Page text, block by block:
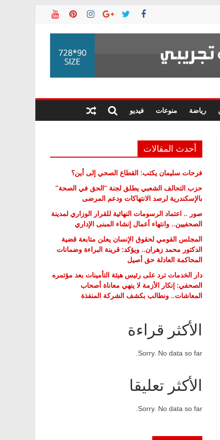
رياضة منوعات فيديو
أحدث المقالات
فرحات سليمان يكتب: القطاع الصحي إلى أين؟
حزب التحالف الشعبي يطلق لجنة “الحق في الصحة”
بالإسكندرية لرصد الانتهاكات ودعم المرضى
صور .. اعتماد الرسومات النهائية للقرار الوزاري لمدينة
الصحفيين.. وانتهاء أعمال إنشاء المبنى الإداري
المجلس القومي لحقوق الإنسان يعلن متابعة قضية
الدكتور محمد زهران.. ويؤكد: قرينة البراءة وضمانات
المحاكمة العادلة حق أصيل
دار الخدمات ترد على رئيس هيئة التأمينات بعد مؤتمره
الصحفي: إنكار الأزمة لا ينهي معاناة أصحاب
المعاشات.. ونطالب بكشف الشركة المنفذة
الأكثر قراءة
Sorry. No data so far.
الأكثر تعليقا
Sorry. No data so far.